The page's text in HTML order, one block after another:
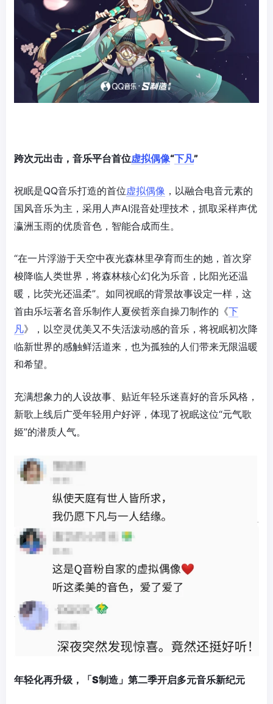
跨次元出击，音乐平台首位虚拟偶像“下凡”
祝眠是QQ音乐打造的首位虚拟偶像 ，以融合电音元素的
国风音乐为主，采用人声AI混音处理技术，抓取采样声优
瀛洲玉雨的优质音色，智能合成而生。
“在一片浮游于天空中夜光森林里孕育而生的她，首次穿
梭降临人类世界，将森林核心幻化为乐音，比阳光还温
暖，比荧光还温柔”。如同祝眠的背景故事设定一样，这
首由乐坛著名音乐制作人夏侯哲亲自操刀制作的《下
凡》，以空灵优美又不失活泼动感的音乐，将祝眠初次降
临新世界的感触鲜活道来，也为孤独的人们带来无限温暖
和希望。
充满想象力的人设故事、贴近年轻乐迷喜好的音乐风格，
新歌上线后广受年轻用户好评，体现了祝眠这位“元气歌
姬”的潜质人气。
年轻化再升级，「S制造」第二季开启多元音乐新纪元